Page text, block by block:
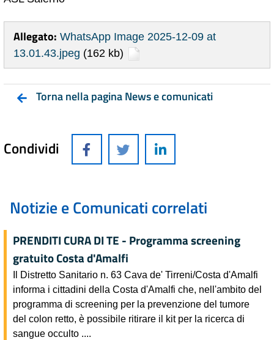
Allegato: WhatsApp Image 2025-12-09 at
13.01.43.jpeg (162 kb)
Torna nella pagina News e comunicati
Condividi
Notizie e Comunicati correlati
PRENDITI CURA DI TE - Programma screening
gratuito Costa d'Amalfi
Il Distretto Sanitario n. 63 Cava de' Tirreni/Costa d'Amalfi
informa i cittadini della Costa d'Amalfi che, nell'ambito del
programma di screening per la prevenzione del tumore
del colon retto, è possibile ritirare il kit per la ricerca di
sangue occulto ....